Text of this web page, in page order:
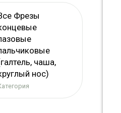
Фрезы
чаша,
нос)